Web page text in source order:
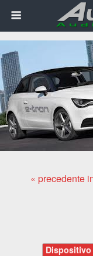
« precedente